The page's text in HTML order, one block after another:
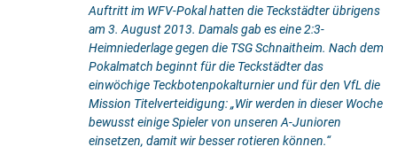
Auftritt im WFV-Pokal hatten die Teckstädter übrigens
am 3. August 2013. Damals gab es eine 2:3-
Heimniederlage gegen die TSG Schnaitheim. Nach dem
Pokalmatch beginnt für die Teckstädter das
einwöchige Teckbotenpokalturnier und für den VfL die
Mission Titelverteidigung: „Wir werden in dieser Woche
bewusst einige Spieler von unseren A-Junioren
einsetzen, damit wir besser rotieren können.“